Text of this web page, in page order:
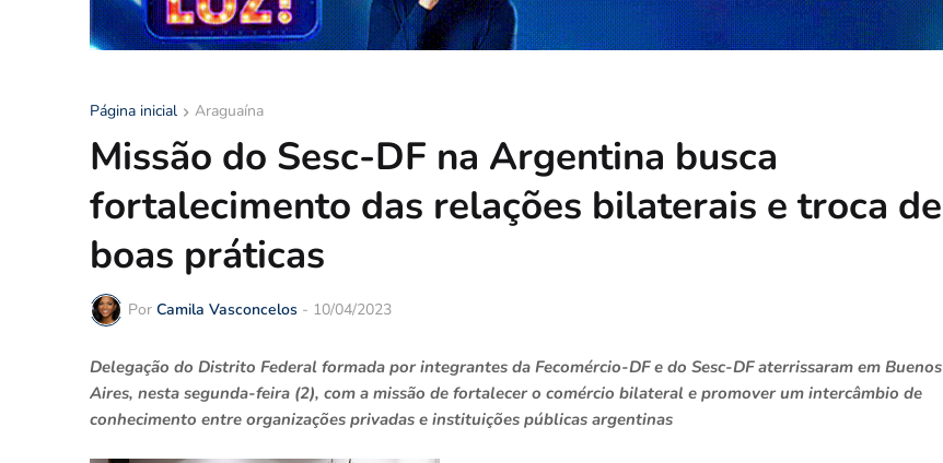
Página inicial Araguaína
Missão do Sesc-DF na Argentina busca
fortalecimento das relações bilaterais e troca de
boas práticas
Por Camila Vasconcelos - 10/04/2023
Delegação do Distrito Federal formada por integrantes da Fecomércio-DF e do Sesc-DF aterrissaram em Buenos
Aires, nesta segunda-feira (2), com a missão de fortalecer o comércio bilateral e promover um intercâmbio de
conhecimento entre organizações privadas e instituições públicas argentinas